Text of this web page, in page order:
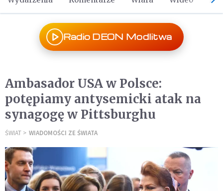
Radio DEON Modlitwa
Ambasador USA w Polsce:
potępiamy antysemicki atak na
synagogę w Pittsburghu
ŚWIAT WIADOMOŚCI ZE ŚWIATA